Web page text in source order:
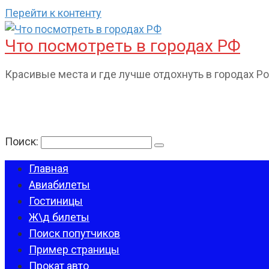
Перейти к контенту
Что посмотреть в городах РФ
Красивые места и где лучше отдохнуть в городах
Поиск:
Главная
Авиабилеты
Гостиницы
Ж\д билеты
Поиск попутчиков
Пример страницы
Прокат авто